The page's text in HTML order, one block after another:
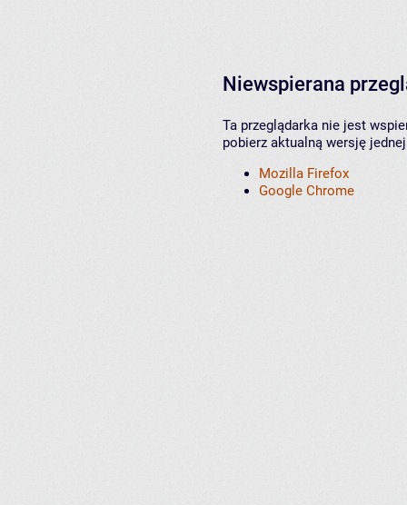
Niewspierana
Ta przeglądarka nie jest
pobierz aktualną wersję
Mozilla Firefox
Google Chrome